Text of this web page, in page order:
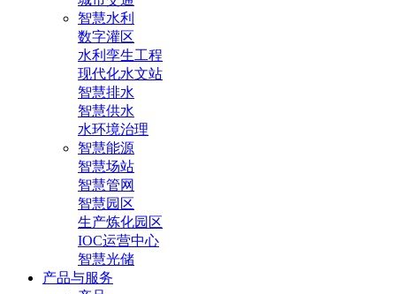
智慧水利
数字灌区
水利孪生工程
现代化水文站
智慧排水
智慧供水
水环境治理
智慧能源
智慧场站
智慧管网
智慧园区
生产炼化园区
IOC运营中心
智慧光储
产品与服务